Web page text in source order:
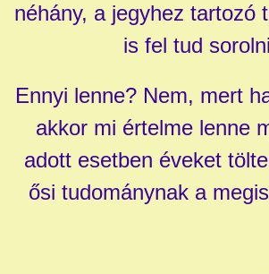
néhány, a jegyhez tartozó
is fel tud
Ennyi lenne? Nem, mert
akkor mi értelme lenne
adott esetben éveket
ősi tudománynak a